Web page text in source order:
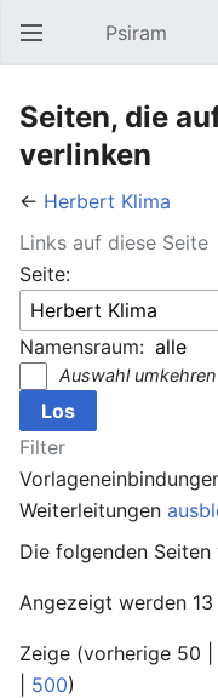
Hauptmenü öffnen Psiram
Seiten, die
verlinken
← Herbert Klima
Links auf diese Seite
Seite:
Namensraum:
Auswahl umkehren
Filter
Weiterleitungen
Die folgenden
Angezeigt werden 13
Zeige (vorherige 50
500)